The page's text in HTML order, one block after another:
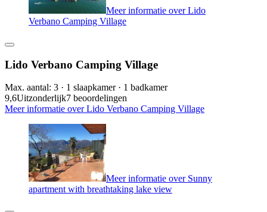
Meer informatie over Lido
Verbano Camping Village
Lido Verbano Camping Village
Max. aantal: 3 · 1 slaapkamer · 1 badkamer
9,6Uitzonderlijk7 beoordelingen
Meer informatie over Lido Verbano Camping Village
Meer informatie over Sunny
apartment with breathtaking lake view